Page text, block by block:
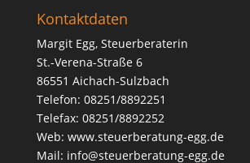
Kontaktdaten
Margit Egg, Steuerberaterin
St.-Verena-Straße 6
86551 Aichach-Sulzbach
Telefon: 08251/8892251
Telefax: 08251/8892252
Web: www.steuerberatung-egg.de
Mail: info@steuerberatung-egg.de